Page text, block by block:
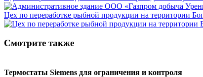
Цех по переработке рыбной продукции на территории
Смотрите также
Термостаты Siemens для ограничения и контроля